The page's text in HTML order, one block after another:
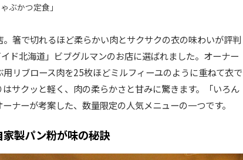
ぶかつ定食」
箸で切れるほど柔らかい肉とサクサクの衣の味わいが評判
ド北海道」ビブグルマンのお店に選ばれました。オーナー
リブロース肉を25枚ほどミルフィーユのように重ねて衣で
サクッと軽く、肉の柔らかさと甘みに驚きます。「いろん
ナーが考案した、数量限定の人気メニューの一つです。
製パン粉が味の秘訣